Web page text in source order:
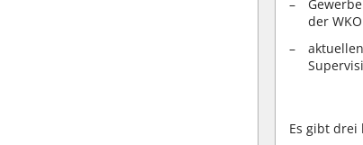
der
Es gibt drei